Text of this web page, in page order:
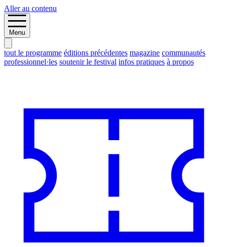
Aller au contenu
Menu
tout le programme éditions précédentes magazine communautés
professionnel·les soutenir le festival infos pratiques à propos